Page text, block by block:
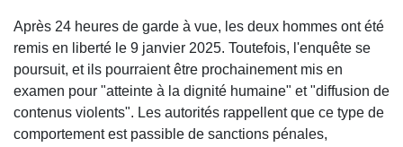
Après 24 heures de garde à vue, les deux hommes ont été
remis en liberté le 9 janvier 2025. Toutefois, l'enquête se
poursuit, et ils pourraient être prochainement mis en
examen pour "atteinte à la dignité humaine" et "diffusion de
contenus violents". Les autorités rappellent que ce type de
comportement est passible de sanctions pénales,